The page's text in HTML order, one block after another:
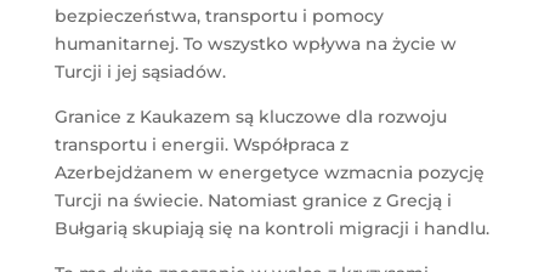
bezpieczeństwa, transportu i pomocy
humanitarnej. To wszystko wpływa na życie w
Turcji i jej sąsiadów.
Granice z Kaukazem są kluczowe dla rozwoju
transportu i energii. Współpraca z
Azerbejdżanem w energetyce wzmacnia pozycję
Turcji na świecie. Natomiast granice z Grecją i
Bułgarią skupiają się na kontroli migracji i handlu.